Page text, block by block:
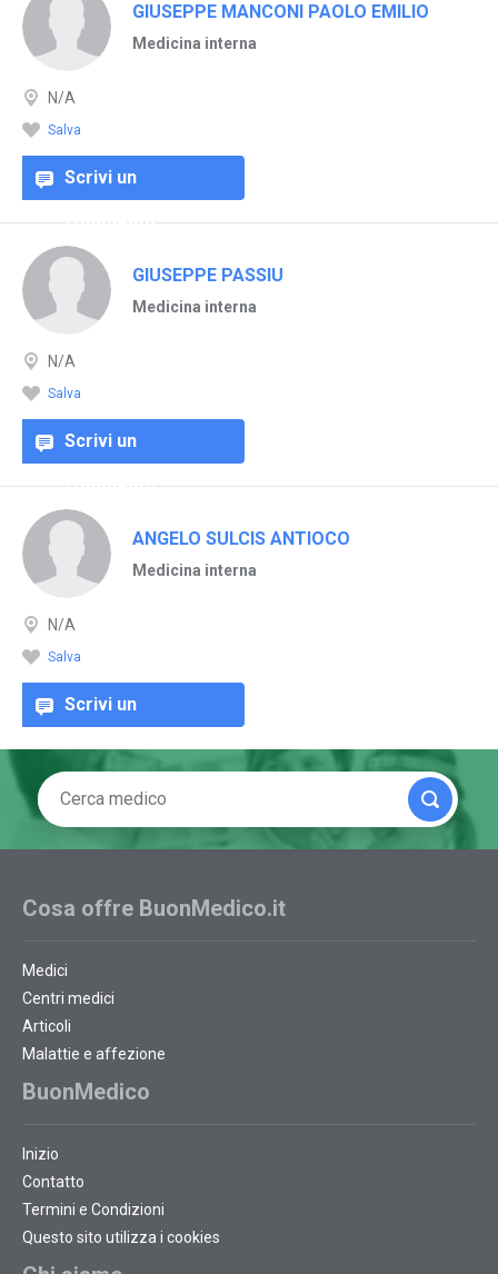
GIUSEPPE MANCONI PAOLO EMILIO
Medicina interna
N/A
Salva
Scrivi un
commento
GIUSEPPE PASSIU
Medicina interna
N/A
Salva
Scrivi un
commento
ANGELO SULCIS ANTIOCO
Medicina interna
N/A
Salva
Scrivi un
commento
Cosa offre BuonMedico.it
Medici
Centri medici
Articoli
Malattie e affezione
BuonMedico
Inizio
Contatto
Termini e Condizioni
Questo sito utilizza i cookies